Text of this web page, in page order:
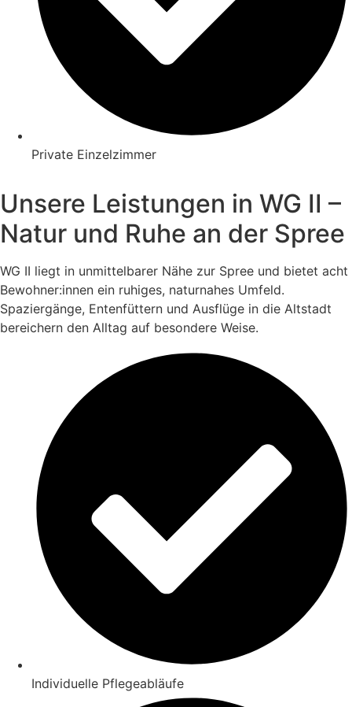
Private Einzelzimmer
Unsere Leistungen in WG II –
Natur und Ruhe an der Spree
WG II liegt in unmittelbarer Nähe zur Spree und bietet acht
Bewohner:innen ein ruhiges, naturnahes Umfeld.
Spaziergänge, Entenfüttern und Ausflüge in die Altstadt
bereichern den Alltag auf besondere Weise.
Individuelle Pflegeabläufe